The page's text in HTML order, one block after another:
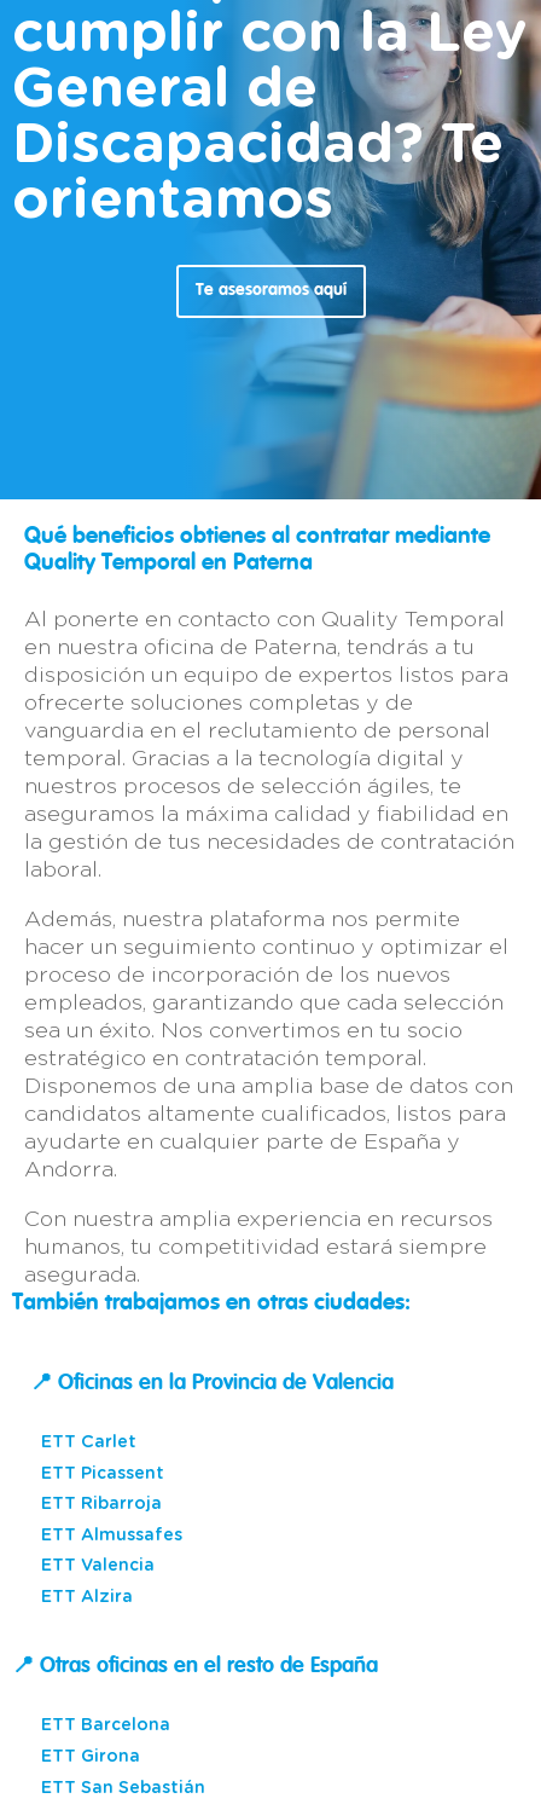
cumplir con la Ley
General de
Discapacidad? Te
orientamos
Te asesoramos aquí
Qué beneficios obtienes al contratar mediante
Quality Temporal en Paterna
Al ponerte en contacto con Quality Temporal
en nuestra oficina de Paterna, tendrás a tu
disposición un equipo de expertos listos para
ofrecerte soluciones completas y de
vanguardia en el reclutamiento de personal
temporal. Gracias a la tecnología digital y
nuestros procesos de selección ágiles, te
aseguramos la máxima calidad y fiabilidad en
la gestión de tus necesidades de contratación
laboral.
Además, nuestra plataforma nos permite
hacer un seguimiento continuo y optimizar el
proceso de incorporación de los nuevos
empleados, garantizando que cada selección
sea un éxito. Nos convertimos en tu socio
estratégico en contratación temporal.
Disponemos de una amplia base de datos con
candidatos altamente cualificados, listos para
ayudarte en cualquier parte de España y
Andorra.
Con nuestra amplia experiencia en recursos
humanos, tu competitividad estará siempre
asegurada.
También trabajamos en otras ciudades:
📍 Oficinas en la Provincia de Valencia
ETT Carlet
ETT Picassent
ETT Ribarroja
ETT Almussafes
ETT Valencia
ETT Alzira
📍 Otras oficinas en el resto de España
ETT Barcelona
ETT Girona
ETT San Sebastián